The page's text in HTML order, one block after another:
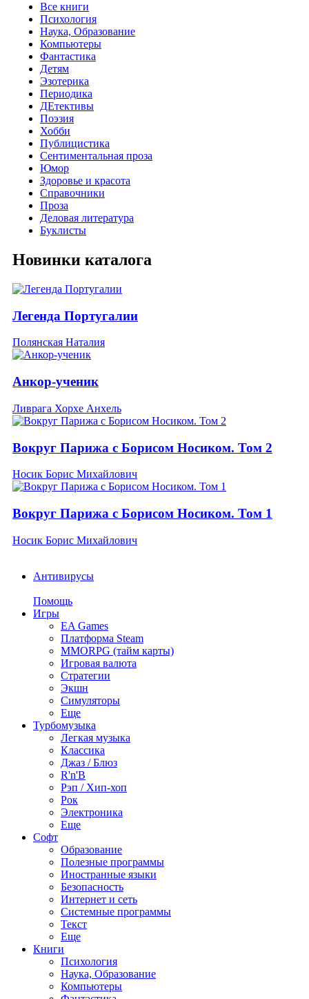
Все книги
Психология
Наука, Образование
Компьютеры
Фантастика
Детям
Эзотерика
Периодика
ДЕтективы
Поэзия
Хобби
Публицистика
Сентиментальная проза
Юмор
Здоровье и красота
Справочники
Проза
Деловая литература
Буклисты
Новинки каталога
Легенда Португалии
Полянская Наталия
Анкор-ученик
Ливрага Хорхе Анхель
Вокруг Парижа с Борисом Носиком. Том 2
Носик Борис Михайлович
Вокруг Парижа с Борисом Носиком. Том 1
Носик Борис Михайлович
Антивирусы
Помощь
Игры
EA Games
Платформа Steam
MMORPG (тайм карты)
Игровая валюта
Стратегии
Экшн
Симуляторы
Еще
Турбомузыка
Легкая музыка
Классика
Джаз / Блюз
R'n'B
Рэп / Хип-хоп
Рок
Электроника
Еще
Софт
Образование
Полезные программы
Иностранные языки
Безопасность
Интернет и сеть
Системные программы
Текст
Еще
Книги
Психология
Наука, Образование
Компьютеры